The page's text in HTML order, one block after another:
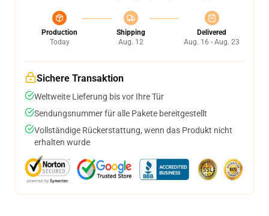
Production
Today
Shipping
Aug. 12
Delivered
Aug. 16 - Aug. 23
Sichere Transaktion
Weltweite Lieferung bis vor Ihre Tür
Sendungsnummer für alle Pakete bereitgestellt
Vollständige Rückerstattung, wenn das Produkt nicht
erhalten wurde